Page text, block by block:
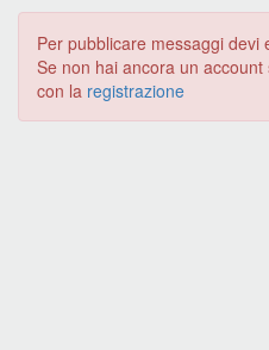
Per pubblicare messaggi devi
Se non hai ancora un
con la registrazione